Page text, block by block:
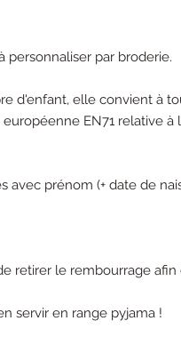
par broderie.
d'enfant, elle convient à
EN71 relative à
avec prénom (+ date de
retirer le rembourrage afin
servir en range pyjama !